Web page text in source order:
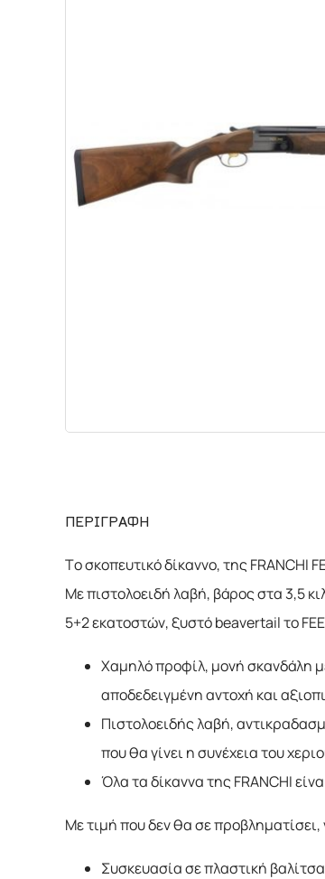
ΠΕΡΙΓΡΑΦΗ
Το σκοπευτικό δίκαννο, της FRANCHI
Με πιστολοειδή λαβή, βάρος στα 3,5
5+2 εκατοστών, ξυστό beavertail το
Χαμηλό προφίλ, μονή σκανδάλη
αποδεδειγμένη αντοχή και
Πιστολοειδής λαβή,
που θα γίνει η συνέχεια του
Όλα τα δίκαννα της FRANCHI
Με τιμή που δεν θα σε προβληματίσει,
Συσκευασία σε πλαστική